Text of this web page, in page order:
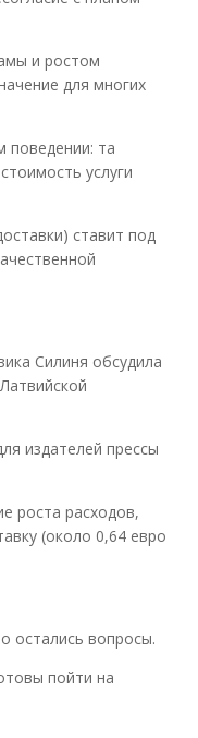
и ростом
для многих
поведении: та
услуги
ставит под
Силиня обсудила
издателей прессы
роста расходов,
(около 0,64 евро
остались вопросы.
пойти на